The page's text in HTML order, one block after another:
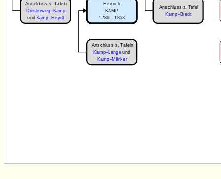
Heinrich
KAMP
1786 – 1853
Anschluss s. Tafeln
Diesterweg–Kamp
undKamp–Heydt
Anschluss s. Tafeln
Kamp–Langeund
Kamp–Märker
Anschluss s. Tafel
Kamp–Bredt